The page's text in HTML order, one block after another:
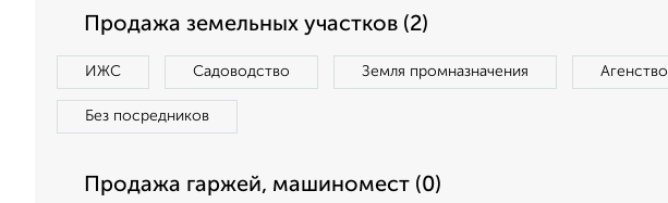
Продажа земельных участков (2)
ИЖС Садоводство Земля промназначения Агенство
Без посредников
Продажа гаржей, машиномест (0)